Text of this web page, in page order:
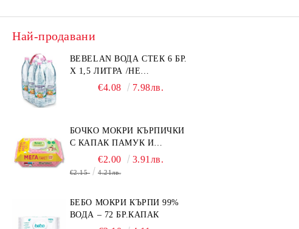
Най-продавани
BEBELAN ВОДА СТЕК 6 БР.
Х 1,5 ЛИТРА /НЕ
ИЗПРАЩАМЕ С КУРИЕР/
€4.08 7.98лв.
БОЧКО МОКРИ КЪРПИЧКИ
С КАПАК ПАМУК И
СМРАДЛИКА 120БР.
€2.00 3.91лв.
€2.15 4.21лв.
БЕБО МОКРИ КЪРПИ 99%
ВОДА – 72 БР.КАПАК